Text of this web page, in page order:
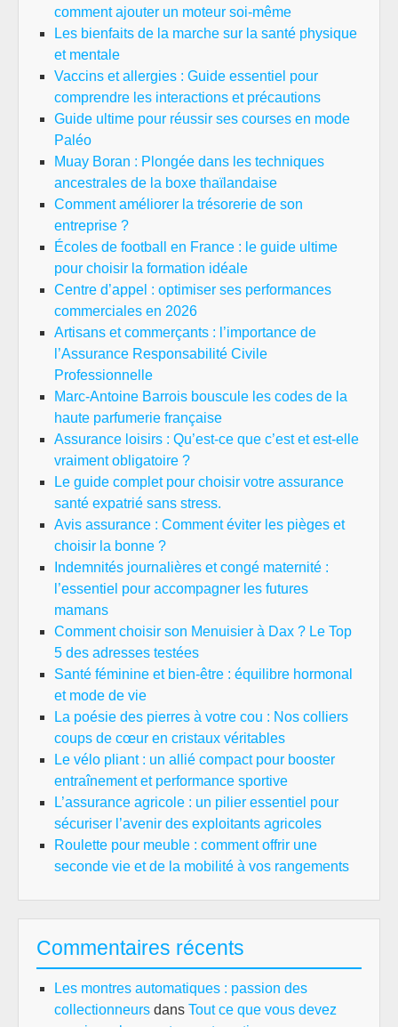
comment ajouter un moteur soi-même
Les bienfaits de la marche sur la santé physique
et mentale
Vaccins et allergies : Guide essentiel pour
comprendre les interactions et précautions
Guide ultime pour réussir ses courses en mode
Paléo
Muay Boran : Plongée dans les techniques
ancestrales de la boxe thaïlandaise
Comment améliorer la trésorerie de son
entreprise ?
Écoles de football en France : le guide ultime
pour choisir la formation idéale
Centre d’appel : optimiser ses performances
commerciales en 2026
Artisans et commerçants : l’importance de
l’Assurance Responsabilité Civile
Professionnelle
Marc-Antoine Barrois bouscule les codes de la
haute parfumerie française
Assurance loisirs : Qu’est-ce que c’est et est-elle
vraiment obligatoire ?
Le guide complet pour choisir votre assurance
santé expatrié sans stress.
Avis assurance : Comment éviter les pièges et
choisir la bonne ?
Indemnités journalières et congé maternité :
l’essentiel pour accompagner les futures
mamans
Comment choisir son Menuisier à Dax ? Le Top
5 des adresses testées
Santé féminine et bien-être : équilibre hormonal
et mode de vie
La poésie des pierres à votre cou : Nos colliers
coups de cœur en cristaux véritables
Le vélo pliant : un allié compact pour booster
entraînement et performance sportive
L’assurance agricole : un pilier essentiel pour
sécuriser l’avenir des exploitants agricoles
Roulette pour meuble : comment offrir une
seconde vie et de la mobilité à vos rangements
Commentaires récents
Les montres automatiques : passion des
collectionneurs dans Tout ce que vous devez